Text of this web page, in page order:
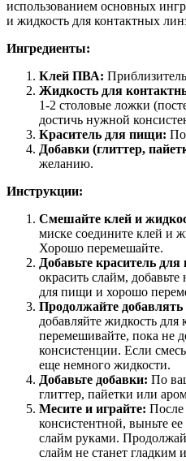
использованием основных
и жидкость для контактных
Ингредиенты:
Клей ПВА:
Жидкость для
1-2 столовые ложки
достичь нужной
Краситель для пищи:
Добавки (глиттер,
желанию.
Инструкции:
Смешайте клей и
миске соедините клей и
Хорошо перемешайте.
Добавьте краситель
окрасить слайм, добавьте
для пищи и хорошо
Продолжайте добавлять
добавляйте жидкость
перемешивайте, пока не
консистенции. Если
еще немного жидкости.
Добавьте добавки: По
глиттер, пайетки или
Месите и играйте: После
консистентной, выньте
слайм руками.
слайм не станет гладким